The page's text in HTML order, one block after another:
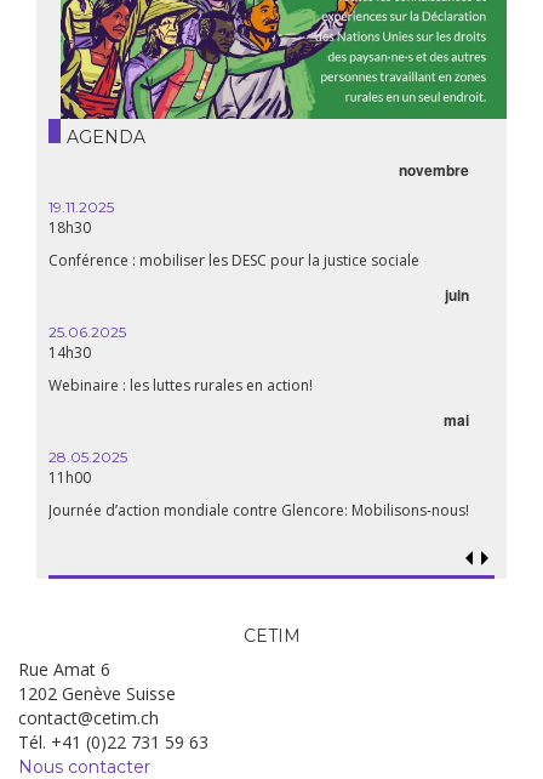
AGENDA
novembre
19.11.2025
18h30
Conférence : mobiliser les DESC pour la justice sociale
juin
25.06.2025
14h30
Webinaire : les luttes rurales en action!
mai
28.05.2025
11h00
Journée d’action mondiale contre Glencore: Mobilisons-nous!
CETIM
Rue Amat 6
1202 Genève Suisse
contact@cetim.ch
Tél. +41 (0)22 731 59 63
Nous contacter